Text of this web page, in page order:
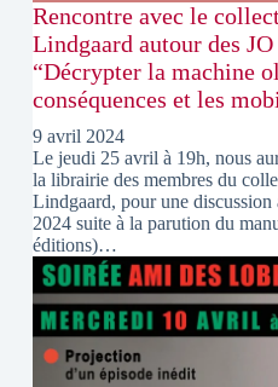
Rencontre avec le
Lindgaard autour des
“Décrypter la machine
conséquences et les
9 avril 2024
Le jeudi 25 avril à 19h, nous
la librairie des membres du
Lindgaard, pour une discussion
2024 suite à la parution du
éditions)…